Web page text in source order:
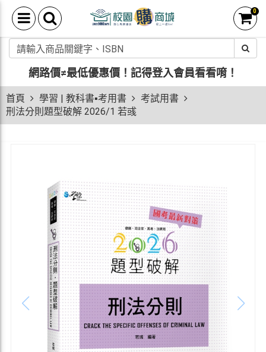
0
網路價≠最低優惠價！ 記得登入會員看看唷！
首頁 學習 | 教科書▪考用書
考試用書
刑法分則題型破解 2026/1 若彧